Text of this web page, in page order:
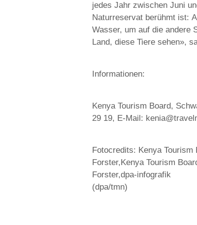
jedes Jahr zwischen Juni
Naturreservat berühmt ist:
Wasser, um auf die andere
Land, diese Tiere sehen»,
Informationen:
Kenya Tourism Board,
29 19, E-Mail:
Fotocredits: Kenya
Forster,Kenya Tourism
Forster,dpa-infografik
(dpa/tmn)